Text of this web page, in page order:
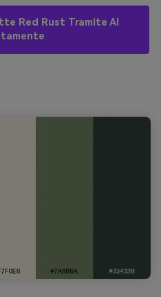
Red Rust Tramite AI